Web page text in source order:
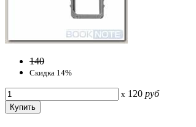
140
Скидка 14%
x 120 руб